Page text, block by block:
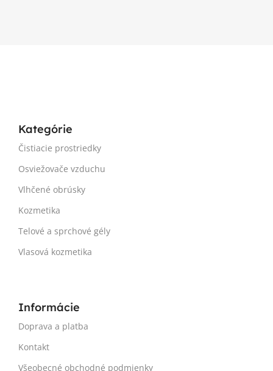
Kategórie
Čistiacie prostriedky
Osviežovače vzduchu
Vlhčené obrúsky
Kozmetika
Telové a sprchové gély
Vlasová kozmetika
Informácie
Doprava a platba
Kontakt
Všeobecné obchodné podmienky